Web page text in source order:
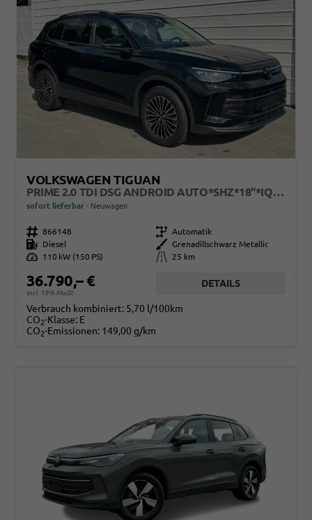
VOLKSWAGEN TIGUAN
PRIME 2.0 TDI DSG ANDROID AUTO*SHZ*18"*IQ DRIVE*360°*ACC*KEYLESS*LED PLUS*DESIGN PAKET
sofort lieferbar Neuwagen
Fahrzeugnr. 866148 Getriebe Automatik
Kraftstoff
Diesel Außenfarbe
Grenadillschwarz Metallic
Leistung
110 kW (150 PS) Kilometerstand 25 km
36.790,– €
incl. 19% MwSt.
DETAILS
Verbrauch kombiniert: 5,70 l/100km
CO2-Klasse: E
CO2-Emissionen: 149,00 g/km